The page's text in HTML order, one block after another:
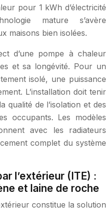
pour 1 kWh d’électricité
mature s’avère
maisons bien isolées.
d’une pompe à chaleur
et sa longévité. Pour un
isolé, une puissance
L’installation doit tenir
qualité de l’isolation et des
occupants. Les modèles
avec les radiateurs
complet du système
l’extérieur (ITE) :
et laine de roche
constitue la solution